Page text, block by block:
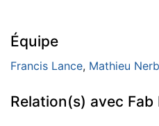
Équipe
Francis Lance, Mathieu
Relation(s) avec Fab